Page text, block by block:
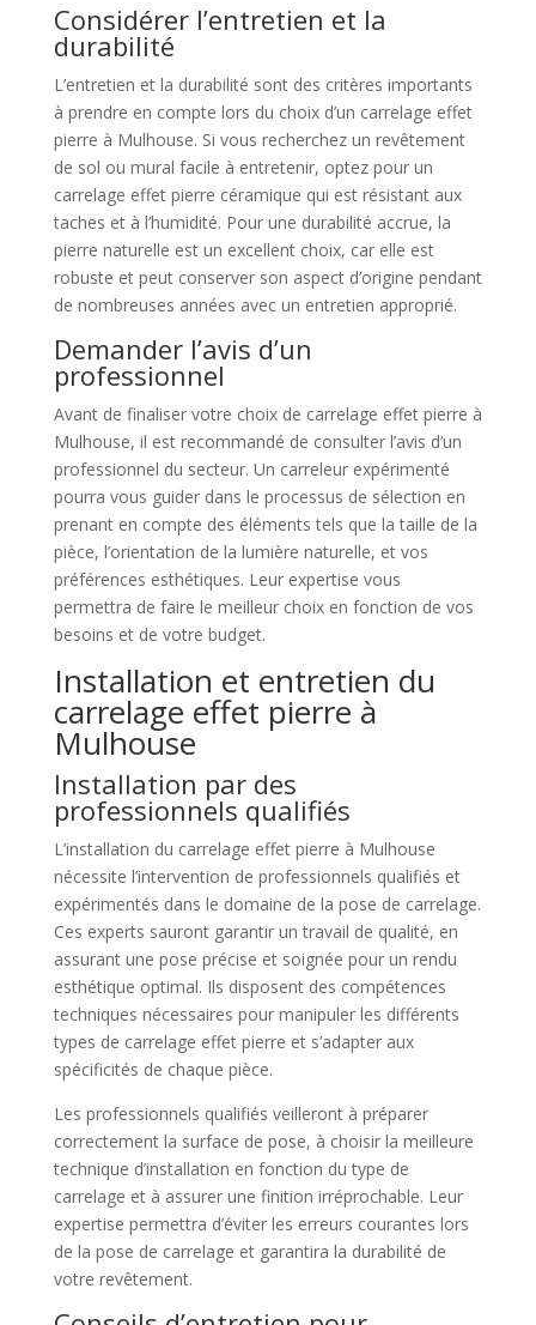
Considérer l’entretien et la
durabilité
L’entretien et la durabilité sont des critères importants
à prendre en compte lors du choix d’un carrelage effet
pierre à Mulhouse. Si vous recherchez un revêtement
de sol ou mural facile à entretenir, optez pour un
carrelage effet pierre céramique qui est résistant aux
taches et à l’humidité. Pour une durabilité accrue, la
pierre naturelle est un excellent choix, car elle est
robuste et peut conserver son aspect d’origine pendant
de nombreuses années avec un entretien approprié.
Demander l’avis d’un
professionnel
Avant de finaliser votre choix de carrelage effet pierre à
Mulhouse, il est recommandé de consulter l’avis d’un
professionnel du secteur. Un carreleur expérimenté
pourra vous guider dans le processus de sélection en
prenant en compte des éléments tels que la taille de la
pièce, l’orientation de la lumière naturelle, et vos
préférences esthétiques. Leur expertise vous
permettra de faire le meilleur choix en fonction de vos
besoins et de votre budget.
Installation et entretien du
carrelage effet pierre à
Mulhouse
Installation par des
professionnels qualifiés
L’installation du carrelage effet pierre à Mulhouse
nécessite l’intervention de professionnels qualifiés et
expérimentés dans le domaine de la pose de carrelage.
Ces experts sauront garantir un travail de qualité, en
assurant une pose précise et soignée pour un rendu
esthétique optimal. Ils disposent des compétences
techniques nécessaires pour manipuler les différents
types de carrelage effet pierre et s’adapter aux
spécificités de chaque pièce.
Les professionnels qualifiés veilleront à préparer
correctement la surface de pose, à choisir la meilleure
technique d’installation en fonction du type de
carrelage et à assurer une finition irréprochable. Leur
expertise permettra d’éviter les erreurs courantes lors
de la pose de carrelage et garantira la durabilité de
votre revêtement.